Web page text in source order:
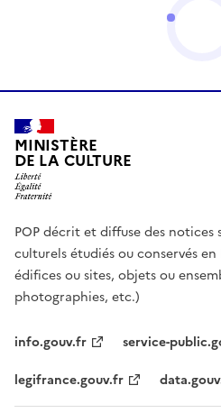
MINISTÈRE
DE LA CULTURE
POP décrit et diffuse des notices
culturels étudiés ou conservés
édifices ou sites, objets ou
photographies, etc.)
info.gouv.fr
service-
legifrance.gouv.fr